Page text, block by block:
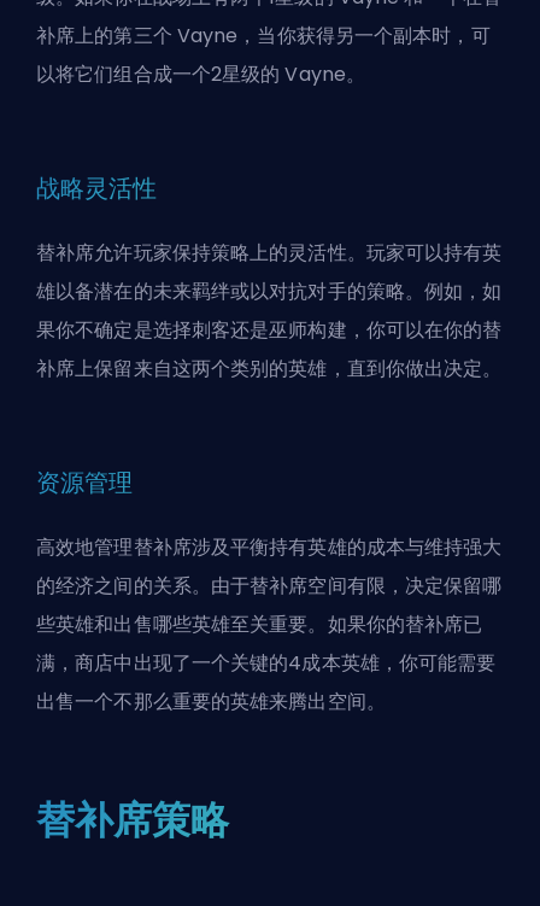
补席上的第三个 Vayne，当你获得另一个副本时，可
以将它们组合成一个2星级的 Vayne。
战略灵活性
替补席允许玩家保持策略上的灵活性。玩家可以持有英
雄以备潜在的未来羁绊或以对抗对手的策略。例如，如
果你不确定是选择刺客还是巫师构建，你可以在你的替
补席上保留来自这两个类别的英雄，直到你做出决定。
资源管理
高效地管理替补席涉及平衡持有英雄的成本与维持强大
的经济之间的关系。由于替补席空间有限，决定保留哪
些英雄和出售哪些英雄至关重要。如果你的替补席已
满，商店中出现了一个关键的4成本英雄，你可能需要
出售一个不那么重要的英雄来腾出空间。
替补席策略